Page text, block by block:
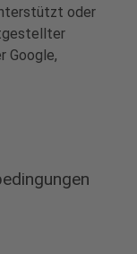
oder
Google,